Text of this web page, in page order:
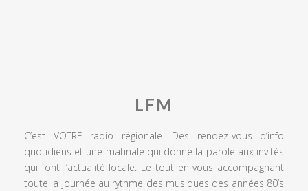
LFM
C’est VOTRE radio régionale. Des rendez-vous d’info
quotidiens et une matinale qui donne la parole aux invités
qui font l’actualité locale. Le tout en vous accompagnant
toute la journée au rythme des musiques des années 80’s